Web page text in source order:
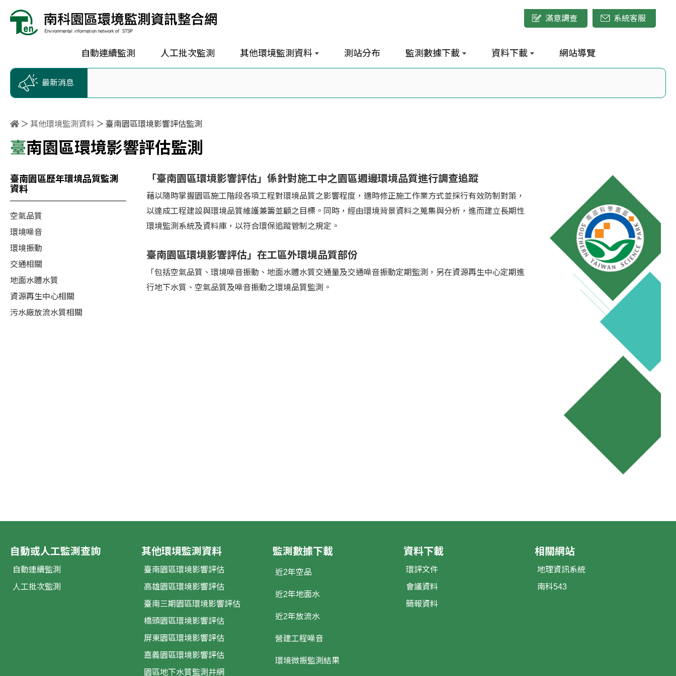
滿意調查 系統客服
自動連續監測 人工批次監測 其他環境監測資料 測站分布 監測數據下載 資料下載 網站導覽
最新消息
其他環境監測資料 臺南園區環境影響評估監測
臺南園區環境影響評估監測
臺南園區歷年環境品質監測
資料
空氣品質
環境噪音
環境振動
交通相關
地面水體水質
資源再生中心相關
污水廠放流水質相關
「臺南園區環境影響評估」係針對施工中之園區週邊環境品質進行調查追蹤
藉以隨時掌握園區施工階段各項工程對環境品質之影響程度，適時修正施工作業方式並採行有效防制對策，
以達成工程建設與環境品質維護兼籌並顧之目標。同時，經由環境背景資料之蒐集與分析，進而建立長期性
環境監測系統及資料庫，以符合環保追蹤管制之規定。
臺南園區環境影響評估」在工區外環境品質部份
「包括空氣品質、環境噪音振動、地面水體水質交通量及交通噪音振動定期監測，另在資源再生中心定期進
行地下水質、空氣品質及噪音振動之環境品質監測。
自動或人工監測查詢
自動連續監測
人工批次監測
其他環境監測資料
臺南園區環境影響評估
高雄園區環境影響評估
臺南三期園區環境影響評估
橋頭園區環境影響評估
屏東園區環境影響評估
嘉義園區環境影響評估
園區地下水質監測井網
監測數據下載
近2年空品
近2年地面水
近2年放流水
營建工程噪音
環境微振監測結果
資料下載
環評文件
會議資料
簡報資料
相關網站
地理資訊系統
南科543